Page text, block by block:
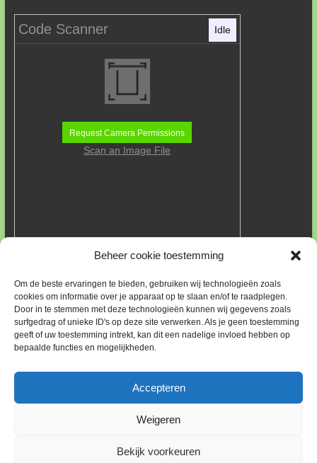
Beheer cookie toestemming
Om de beste ervaringen te bieden, gebruiken wij technologieën zoals
cookies om informatie over je apparaat op te slaan en/of te raadplegen.
Door in te stemmen met deze technologieën kunnen wij gegevens zoals
surfgedrag of unieke ID's op deze site verwerken. Als je geen toestemming
geeft of uw toestemming intrekt, kan dit een nadelige invloed hebben op
bepaalde functies en mogelijkheden.
Accepteren
Weigeren
Bekijk voorkeuren
Code Scanner Idle
Request Camera Permissions
Scan an Image File
Wij hebben deze site opgebouwd met informatie vanuit
Wikipedia. Die informatie kan fouten bevatten. Een enkele keer
hebben wij gebruik gemaakt van informatie van boomkwekers.
Altijd is de link naar het betreffende bedrijf aanwezig.
Indien u een fout ontdekt, neem dan contact op met ons via ons
e-mailadres:feedback@park-heidetuin.nl. Met uiteraard wat uw
bevindingen zijn en zo mogelijk wat de juiste informatie is of
waar te vinden. Vast bij voorbaat onze dank.
door ThemeGrill. Powered byWordPress